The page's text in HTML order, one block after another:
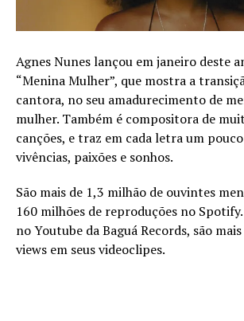
Agnes Nunes lançou em janeiro deste
“Menina Mulher”, que mostra a
cantora, no seu amadurecimento de
mulher. Também é compositora de
canções, e traz em cada letra um
vivências, paixões e sonhos.
São mais de 1,3 milhão de ouvintes
160 milhões de reproduções no
no Youtube da Baguá Records, são
views em seus videoclipes.